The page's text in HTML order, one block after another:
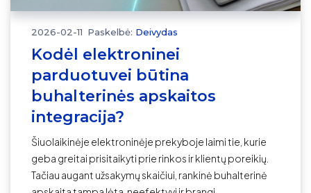
2026-02-11 Paskelbė: Deivydas
Kodėl elektroninei
parduotuvei būtina
buhalterinės apskaitos
integracija?
Šiuolaikinėje elektroninėje prekyboje laimi tie, kurie
geba greitai prisitaikyti prie rinkos ir klientų poreikių.
Tačiau augant užsakymų skaičiui, rankinė buhalterinė